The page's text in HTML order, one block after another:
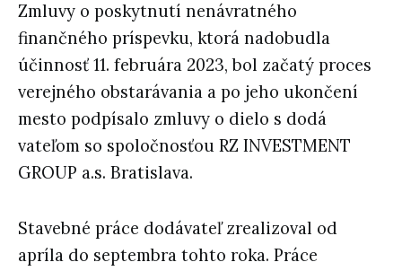
Zmluvy o poskytnutí nenávratného
finančného príspevku, ktorá nadobudla
účinnosť 11. februára 2023, bol začatý proces
verejného obstarávania a po jeho ukončení
mesto podpísalo zmluvy o dielo s dodá
vateľom so spoločnosťou RZ INVESTMENT
GROUP a.s. Bratislava.
Stavebné práce dodávateľ zrealizoval od
apríla do septembra tohto roka. Práce